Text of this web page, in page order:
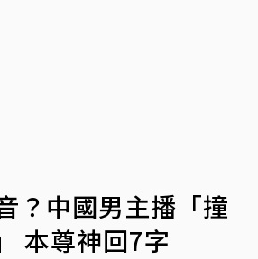
？中國男主播「撞
本尊神回7字